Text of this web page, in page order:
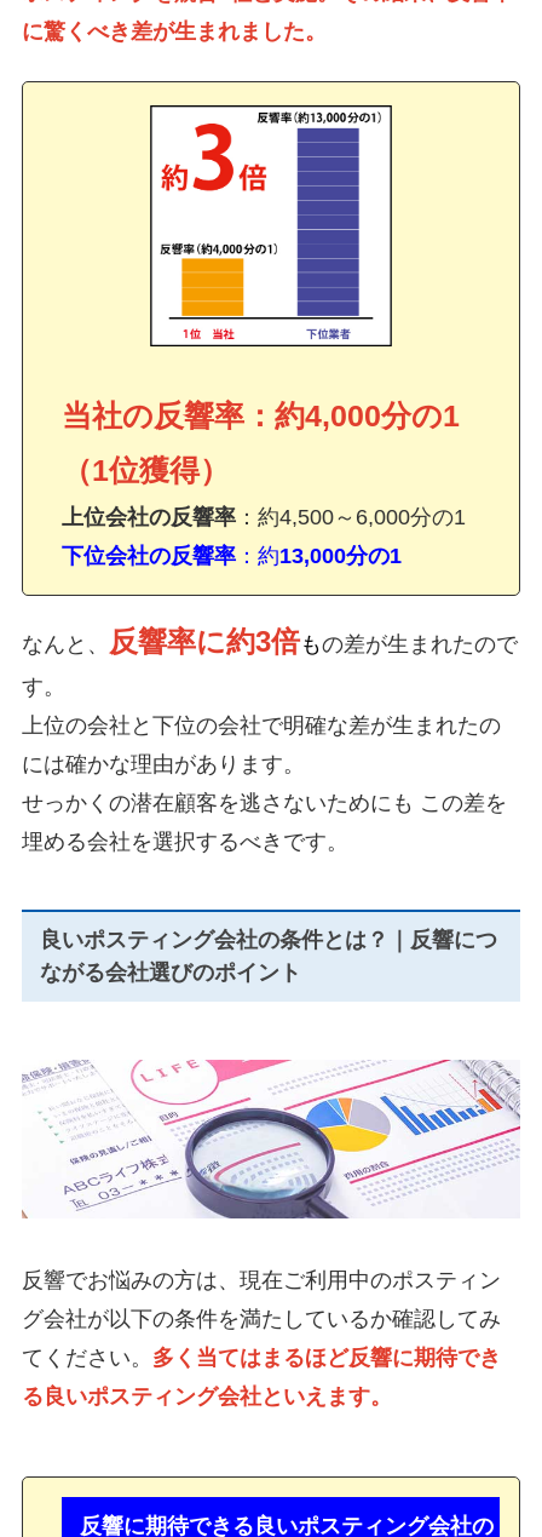
に驚くべき差が生まれました。
当社の反響率 ：約4,000分の1
（1位獲得）
上位会社の反響率 ：約4,500～6,000分の1
下位会社の反響率 ：約13,000分の1
なんと、 反響率に約3倍もの差が生まれたので
す。
上位の会社と下位の会社で明確な差が生まれたの
には確かな理由があります。
せっかくの潜在顧客を逃さないためにも この差を
埋める会社を選択するべきです。
良いポスティング会社の条件とは？｜反響につ
ながる会社選びのポイント
反響でお悩みの方は、現在ご利用中のポスティン
グ会社が以下の条件を満たしているか確認してみ
てください。 多く当てはまるほど反響に期待でき
る良いポスティング会社といえます。
反響に期待できる良いポスティング会社の